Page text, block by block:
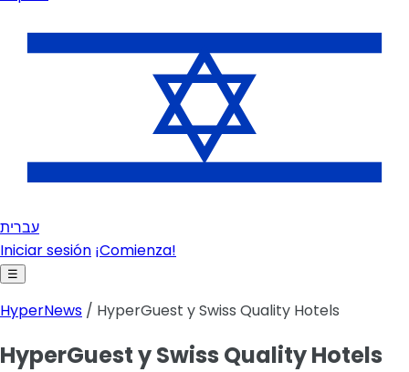
עברית
Iniciar sesión ¡Comienza!
☰
HyperNews / HyperGuest y Swiss Quality Hotels
HyperGuest y Swiss Quality Hotels